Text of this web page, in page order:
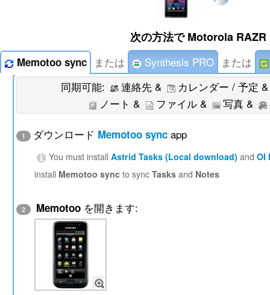
次の方法で Motorola RAZR
Memotoo sync または Synthesis PRO または
同期可能:
連絡先 &
カレンダー / 予定
ノート &
ファイル & 写真 &
1 ダウンロード Memotoo sync app
You must installAstrid Tasks (Local download) andOI
install Memotoo sync to syncTasks and Notes
2 Memotoo を開きます: